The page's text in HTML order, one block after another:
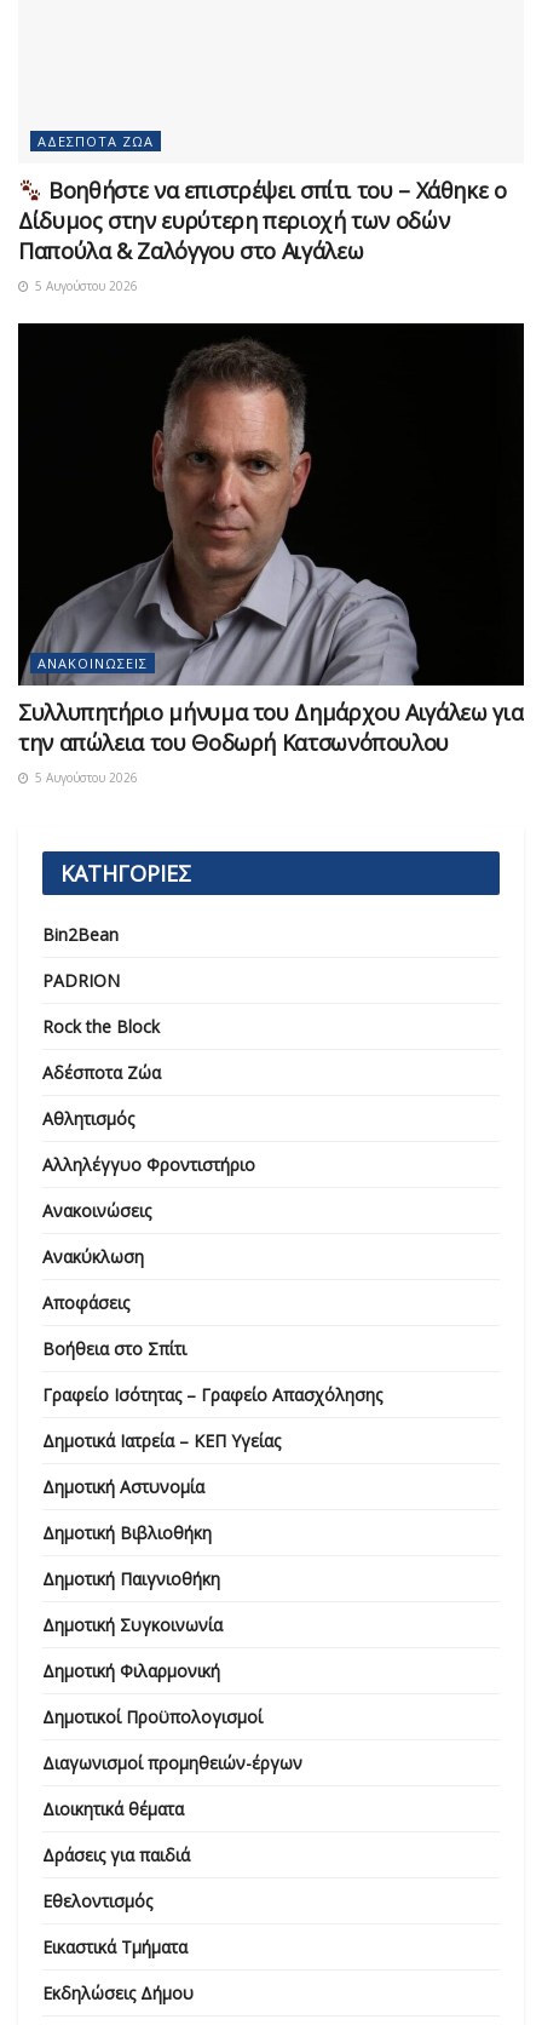
ΑΔΈΣΠΟΤΑ ΖΏΑ
Βοηθήστε να επιστρέψει σπίτι του – Χάθηκε ο
Δίδυμος στην ευρύτερη περιοχή των οδών
Παπούλα & Ζαλόγγου στο Αιγάλεω
5 Αυγούστου 2026
ΑΝΑΚΟΙΝΏΣΕΙΣ
Συλλυπητήριο μήνυμα του Δημάρχου Αιγάλεω για
την απώλεια του Θοδωρή Κατσωνόπουλου
5 Αυγούστου 2026
ΚΑΤΗΓΟΡΙΕΣ
Bin2Bean
PADRION
Rock the Block
Αδέσποτα Ζώα
Αθλητισμός
Αλληλέγγυο Φροντιστήριο
Ανακοινώσεις
Ανακύκλωση
Αποφάσεις
Βοήθεια στο Σπίτι
Γραφείο Ισότητας – Γραφείο Απασχόλησης
Δημοτικά Ιατρεία – ΚΕΠ Υγείας
Δημοτική Αστυνομία
Δημοτική Βιβλιοθήκη
Δημοτική Παιγνιοθήκη
Δημοτική Συγκοινωνία
Δημοτική Φιλαρμονική
Δημοτικοί Προϋπολογισμοί
Διαγωνισμοί προμηθειών-έργων
Διοικητικά θέματα
Δράσεις για παιδιά
Εθελοντισμός
Εικαστικά Τμήματα
Εκδηλώσεις Δήμου